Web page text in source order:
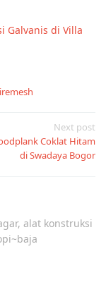
Galvanis di Villa
Next post
Coklat Hitam
di Swadaya Bogor
alat konstruksi